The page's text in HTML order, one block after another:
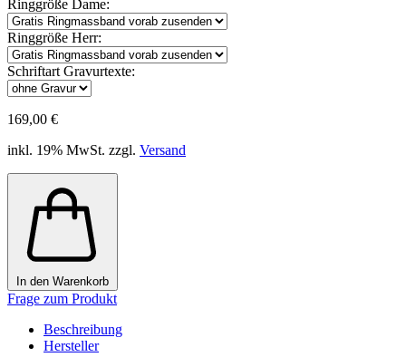
Ringgröße Dame:
Ringgröße Herr:
Schriftart Gravurtexte:
169,00 €
inkl. 19% MwSt. zzgl. Versand
In den Warenkorb
Frage zum Produkt
Beschreibung
Hersteller